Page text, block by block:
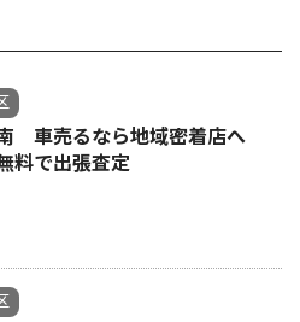
車売るなら地域密着店へ
料で出張査定